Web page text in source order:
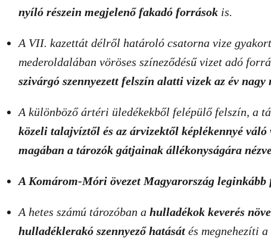
nyíló részein megjelenő fakadó források is.
A VII. kazettát délről határoló csatorna vize
mederoldalában vöröses színeződésű vizet adó
szivárgó szennyezett felszín alatti vizek az év
A különböző ártéri üledékekből felépülő felszín, a
közeli talajvíztől és az árvizektől képlékennyé váló
magában a tározók gátjainak állékonyságára
A Komárom-Móri övezet Magyarország leginkább
A hetes számú tározóban a hulladékok keverés
hulladéklerakó szennyező hatását és megnehezíti